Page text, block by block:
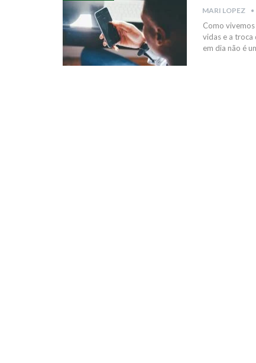
MARI LOPEZ
Como
vidas e a troca
em dia não é